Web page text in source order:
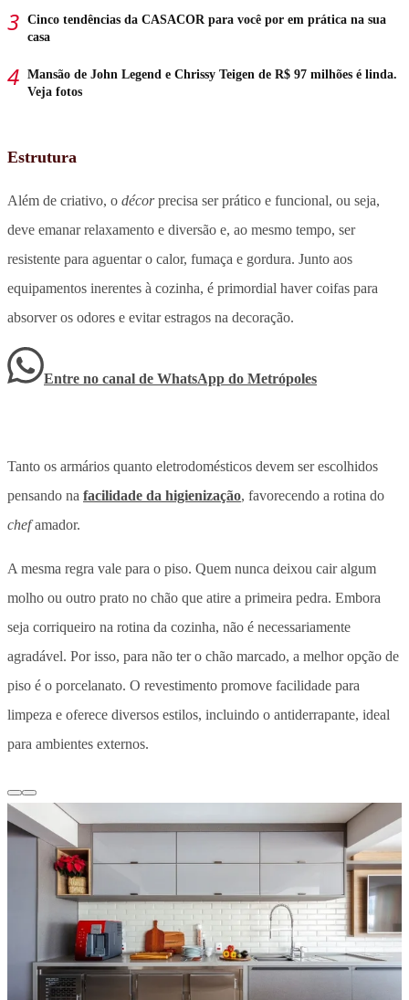
Cinco tendências da CASACOR para você por em prática na sua
casa
Mansão de John Legend e Chrissy Teigen de R$ 97 milhões é linda.
Veja fotos
Estrutura
Além de criativo, o décorprecisa ser prático e funcional, ou seja,
deve emanar relaxamento e diversão e, ao mesmo tempo, ser
resistente para aguentar o calor, fumaça e gordura. Junto aos
equipamentos inerentes à cozinha, é primordial haver coifas para
absorver os odores e evitar estragos na decoração.
Entre no canal de WhatsApp do Metrópoles
Tanto os armários quanto eletrodomésticos devem ser escolhidos
pensando na facilidade da higienização, favorecendo a rotina do
chefamador.
A mesma regra vale para o piso. Quem nunca deixou cair algum
molho ou outro prato no chão que atire a primeira pedra. Embora
seja corriqueiro na rotina da cozinha, não é necessariamente
agradável. Por isso, para não ter o chão marcado, a melhor opção de
piso é o porcelanato. O revestimento promove facilidade para
limpeza e oferece diversos estilos, incluindo o antiderrapante, ideal
para ambientes externos.